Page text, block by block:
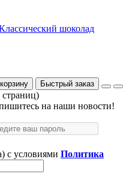
шоколад
Быстрый заказ
страниц)
на наши новости!
с условиями Политика